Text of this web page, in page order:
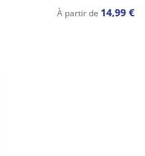
À partir de 14,99 €